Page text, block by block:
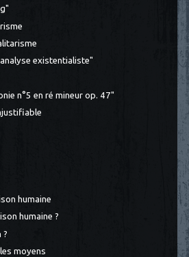
existentialiste"
n°5 en ré mineur op. 47"
humaine
humaine ?
?
moyens